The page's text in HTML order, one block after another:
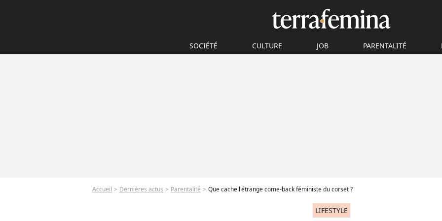
SOCIÉTÉ CULTURE JOB PARENTALITÉ
Accueil Dernières actus Parentalité Que cache l'étrange come-back féministe du corset ?
LIFESTYLE